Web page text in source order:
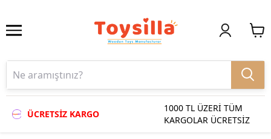
ÜCRETSİZ KARGO
1000 TL ÜZERİ TÜM
KARGOLAR ÜCRETSİZ